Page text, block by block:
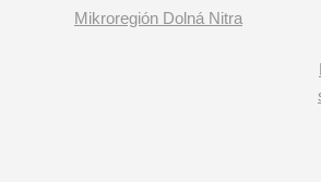
Mikroregión Dolná Nitra